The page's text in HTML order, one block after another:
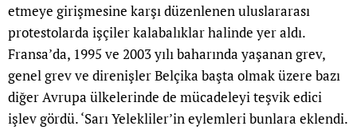
etmeye girişmesine karşı düzenlenen uluslararası
protestolarda işçiler kalabalıklar halinde yer aldı.
Fransa’da, 1995 ve 2003 yılı baharında yaşanan grev,
genel grev ve direnişler Belçika başta olmak üzere bazı
diğer Avrupa ülkelerinde de mücadeleyi teşvik edici
işlev gördü. ‘Sarı Yelekliler’in eylemleri bunlara eklendi.